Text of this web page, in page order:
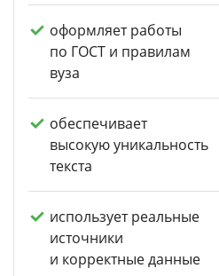
оформляет работы
по ГОСТ и правилам
вуза
обеспечивает
высокую уникальность
текста
использует реальные
источники
и корректные данные